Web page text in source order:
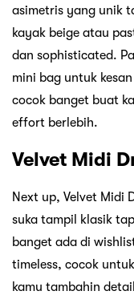
asimetris yang unik
kayak beige atau
dan sophisticated.
mini bag untuk
cocok banget buat
effort berlebih.
Velvet Midi
Next up, Velvet Midi
suka tampil klasik
banget ada di
timeless, cocok
kamu tambahin